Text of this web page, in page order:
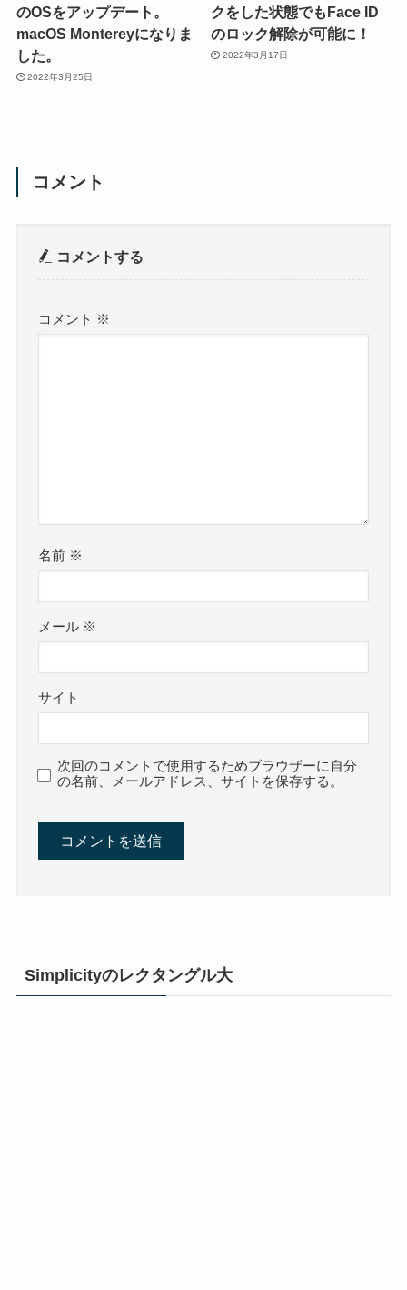
のOSをアップデート。
macOS Montereyになりま
した。
2022年3月25日
クをした状態でもFace ID
のロック解除が可能に！
2022年3月17日
コメント
コメントする
コメント ※
名前 ※
メール ※
サイト
次回のコメントで使用するためブラウザーに自分
の名前、メールアドレス、サイトを保存する。
Simplicityのレクタングル大